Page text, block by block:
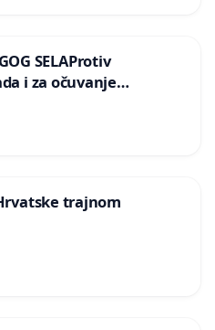
SELAProtiv
i za očuvanje
i odraslih stabala pri
plana
trajnom